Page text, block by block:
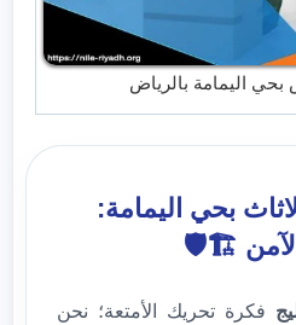
اليمامة بالرياض
بحي اليمامة:
الآمن 🏗️🛡️
فكرة تحريك الأمتعة؛ نحن